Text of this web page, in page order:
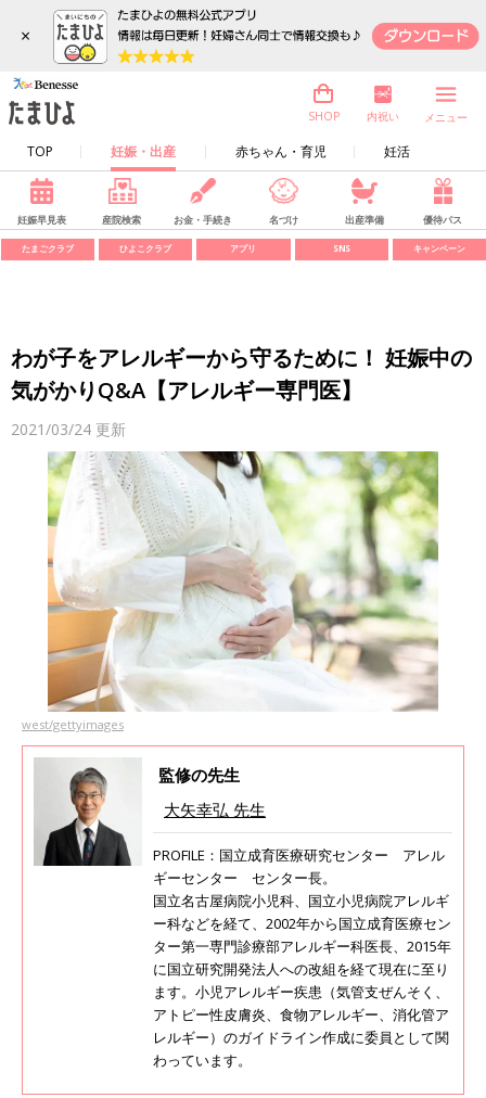
×
TOP 妊娠・出産 赤ちゃん・育児 妊活
SHOP 内祝い メニュー
妊娠早見表 産院検索 お金・手続き 名づけ 出産準備 優待パス
たまごクラブ ひよこクラブ アプリ SNS キャンペーン
わが子をアレルギーから守るために！ 妊娠中の
気がかりQ&A【アレルギー専門医】
2021/03/24 更新
west/gettyimages
監修の先生
大矢幸弘 先生
PROFILE：国立成育医療研究センター アレル
ギーセンター センター長。
国立名古屋病院小児科、国立小児病院アレルギ
ー科などを経て、2002年から国立成育医療セン
ター第一専門診療部アレルギー科医長、2015年
に国立研究開発法人への改組を経て現在に至り
ます。小児アレルギー疾患（気管支ぜんそく、
アトピー性皮膚炎、食物アレルギー、消化管ア
レルギー）のガイドライン作成に委員として関
わっています。